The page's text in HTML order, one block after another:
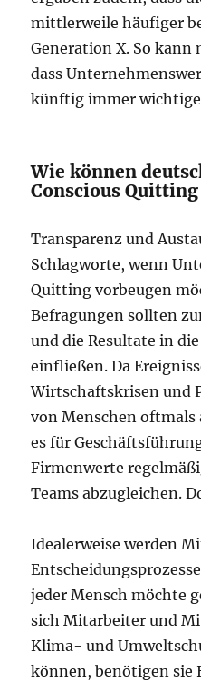
mittlerweile häufiger
Generation X. So kann
dass
künftig immer
Wie können
Conscious
Transparenz und
Schlagworte, wenn
Quitting vorbeugen
Befragungen sollten
und die Resultate in
einfließen. Da
Wirtschaftskrisen und
von Menschen
es für
Firmenwerte
Teams abzugleichen.
Idealerweise werden
jeder Mensch möchte
sich Mitarbeiter und
Klima- und
können, benötigen sie